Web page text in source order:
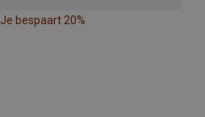
Je bespaart 20%